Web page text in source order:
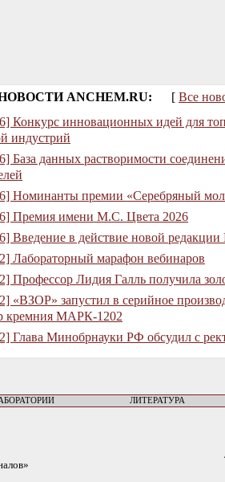
ANCHEM.RU: [ Все
Конкурс инновационных идей для
индустрий
База данных растворимости
Номинанты премии «Серебряный
Премия имени М.С. Цвета 2026
Введение в действие новой
Лабораторный марафон вебинаров
Профессор Лидия Галль получила
«ВЗОР» запустил в серийное
кремния МАРК-1202
Глава Минобрнауки РФ обсудил с
ЛИТЕРАТУРА